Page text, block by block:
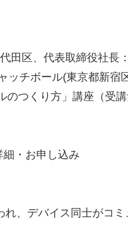
田区、代表取締役社長
ッチボール(東京都新宿
つくり方」講座（受
・お申し込み
、デバイス同士がコミ